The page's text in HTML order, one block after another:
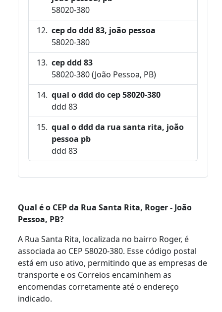
58020-380
cep do ddd 83, joão pessoa
58020-380
cep ddd 83
58020-380 (João Pessoa, PB)
qual o ddd do cep 58020-380
ddd 83
qual o ddd da rua santa rita, joão
pessoa pb
ddd 83
Qual é o CEP da Rua Santa Rita, Roger - João
Pessoa, PB?
A Rua Santa Rita, localizada no bairro Roger, é
associada ao CEP 58020-380. Esse código postal
está em uso ativo, permitindo que as empresas de
transporte e os Correios encaminhem as
encomendas corretamente até o endereço
indicado.